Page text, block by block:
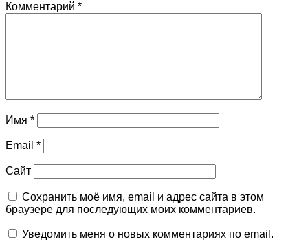
Комментарий *
Имя *
Email *
Сайт
Сохранить моё имя, email и адрес сайта в этом
браузере для последующих моих комментариев.
Уведомить меня о новых комментариях по email.